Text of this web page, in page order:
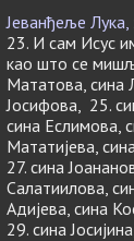
Јеванђеље
23. И сам Исус
као што се
Мататова, сина
Јосифова, 25.
сина Еслимова,
Мататијева,
27. сина
Салатиилова,
Адијева, сина
29. сина